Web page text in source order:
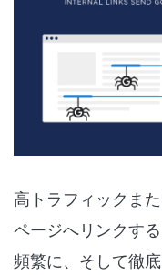
高トラフィックま
ページへリンクす
頻繁に、そして徹